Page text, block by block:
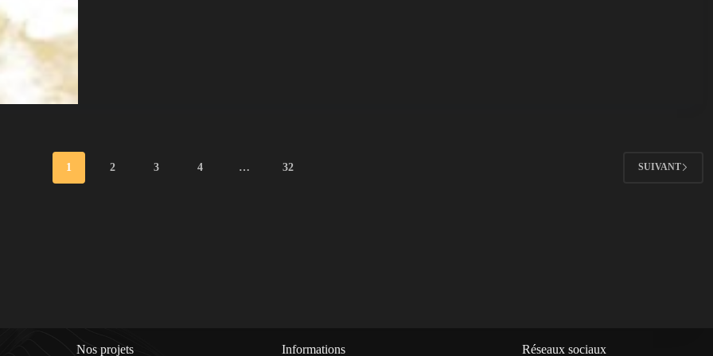
1 2 3 4 … 32 SUIVANT
Nos projets Informations Réseaux sociaux